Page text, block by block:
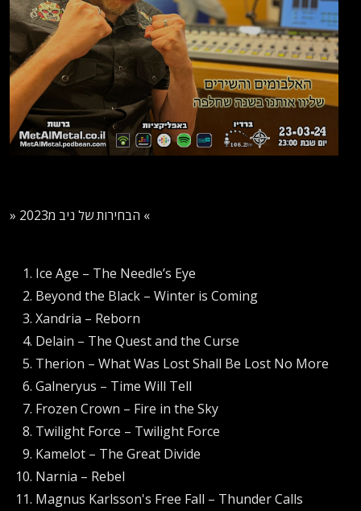
» הבחירות של ניב מ2023 «
Ice Age – The Needle’s Eye
Beyond the Black – Winter is Coming
Xandria – Reborn
Delain – The Quest and the Curse
Therion – What Was Lost Shall Be Lost No More
Galneryus – Time Will Tell
Frozen Crown – Fire in the Sky
Twilight Force – Twilight Force
Kamelot – The Great Divide
Narnia – Rebel
Magnus Karlsson's Free Fall – Thunder Calls